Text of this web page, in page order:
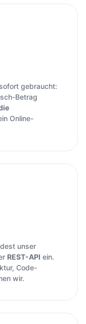
gebraucht:
Betrag
Online-
unser
REST-API ein.
Code-
wir.